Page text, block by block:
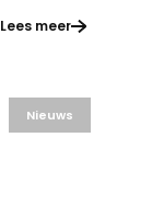
Lees meer
Nieuws